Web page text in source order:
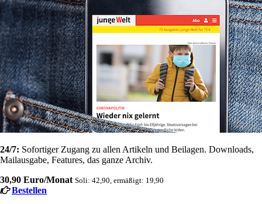
24/7: Sofortiger Zugang zu allen Artikeln und Beilagen. Downloads,
Mailausgabe, Features, das ganze Archiv.
30,90 Euro/Monat Soli: 42,90, ermäßigt: 19,90
Bestellen